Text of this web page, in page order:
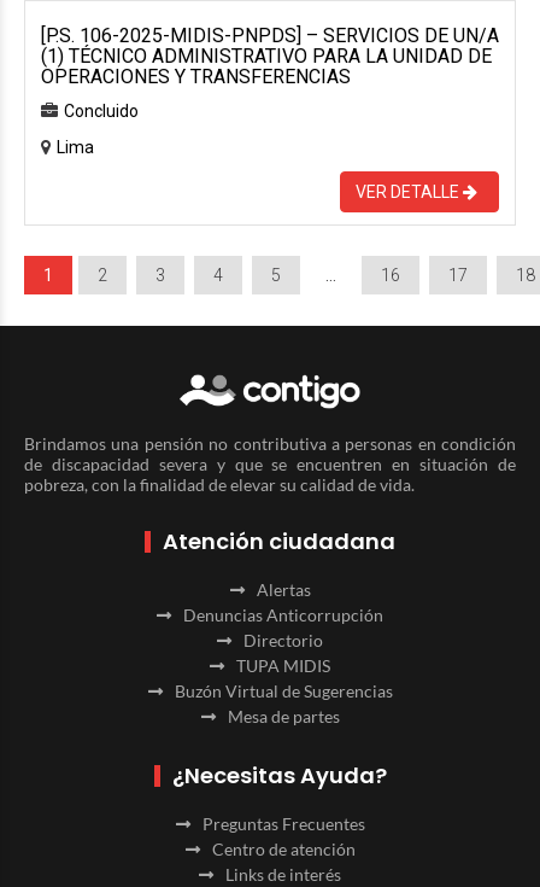
[P.S. 106-2025-MIDIS-PNPDS] – SERVICIOS DE UN/A
(1) TÉCNICO ADMINISTRATIVO PARA LA UNIDAD DE
OPERACIONES Y TRANSFERENCIAS
Concluido
Lima
VER DETALLE
1 2 3 4 5 16 17 18
Brindamos una pensión no contributiva a personas en condición
de discapacidad severa y que se encuentren en situación de
pobreza, con la finalidad de elevar su calidad de vida.
Atención ciudadana
Alertas
Denuncias Anticorrupción
Directorio
TUPA MIDIS
Buzón Virtual de Sugerencias
Mesa de partes
¿Necesitas Ayuda?
Preguntas Frecuentes
Centro de atención
Links de interés